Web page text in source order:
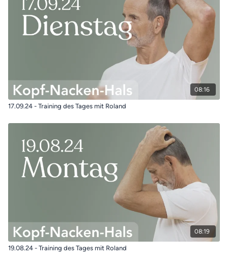
08:16
17.09.24 - Training des Tages mit Roland
08:19
19.08.24 - Training des Tages mit Roland